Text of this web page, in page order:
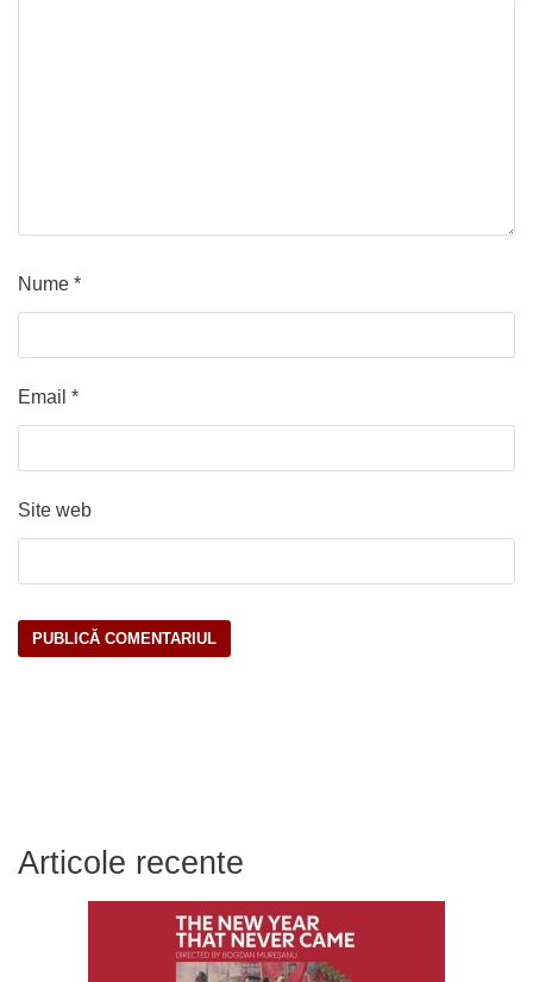
Nume *
Email *
Site web
Articole recente